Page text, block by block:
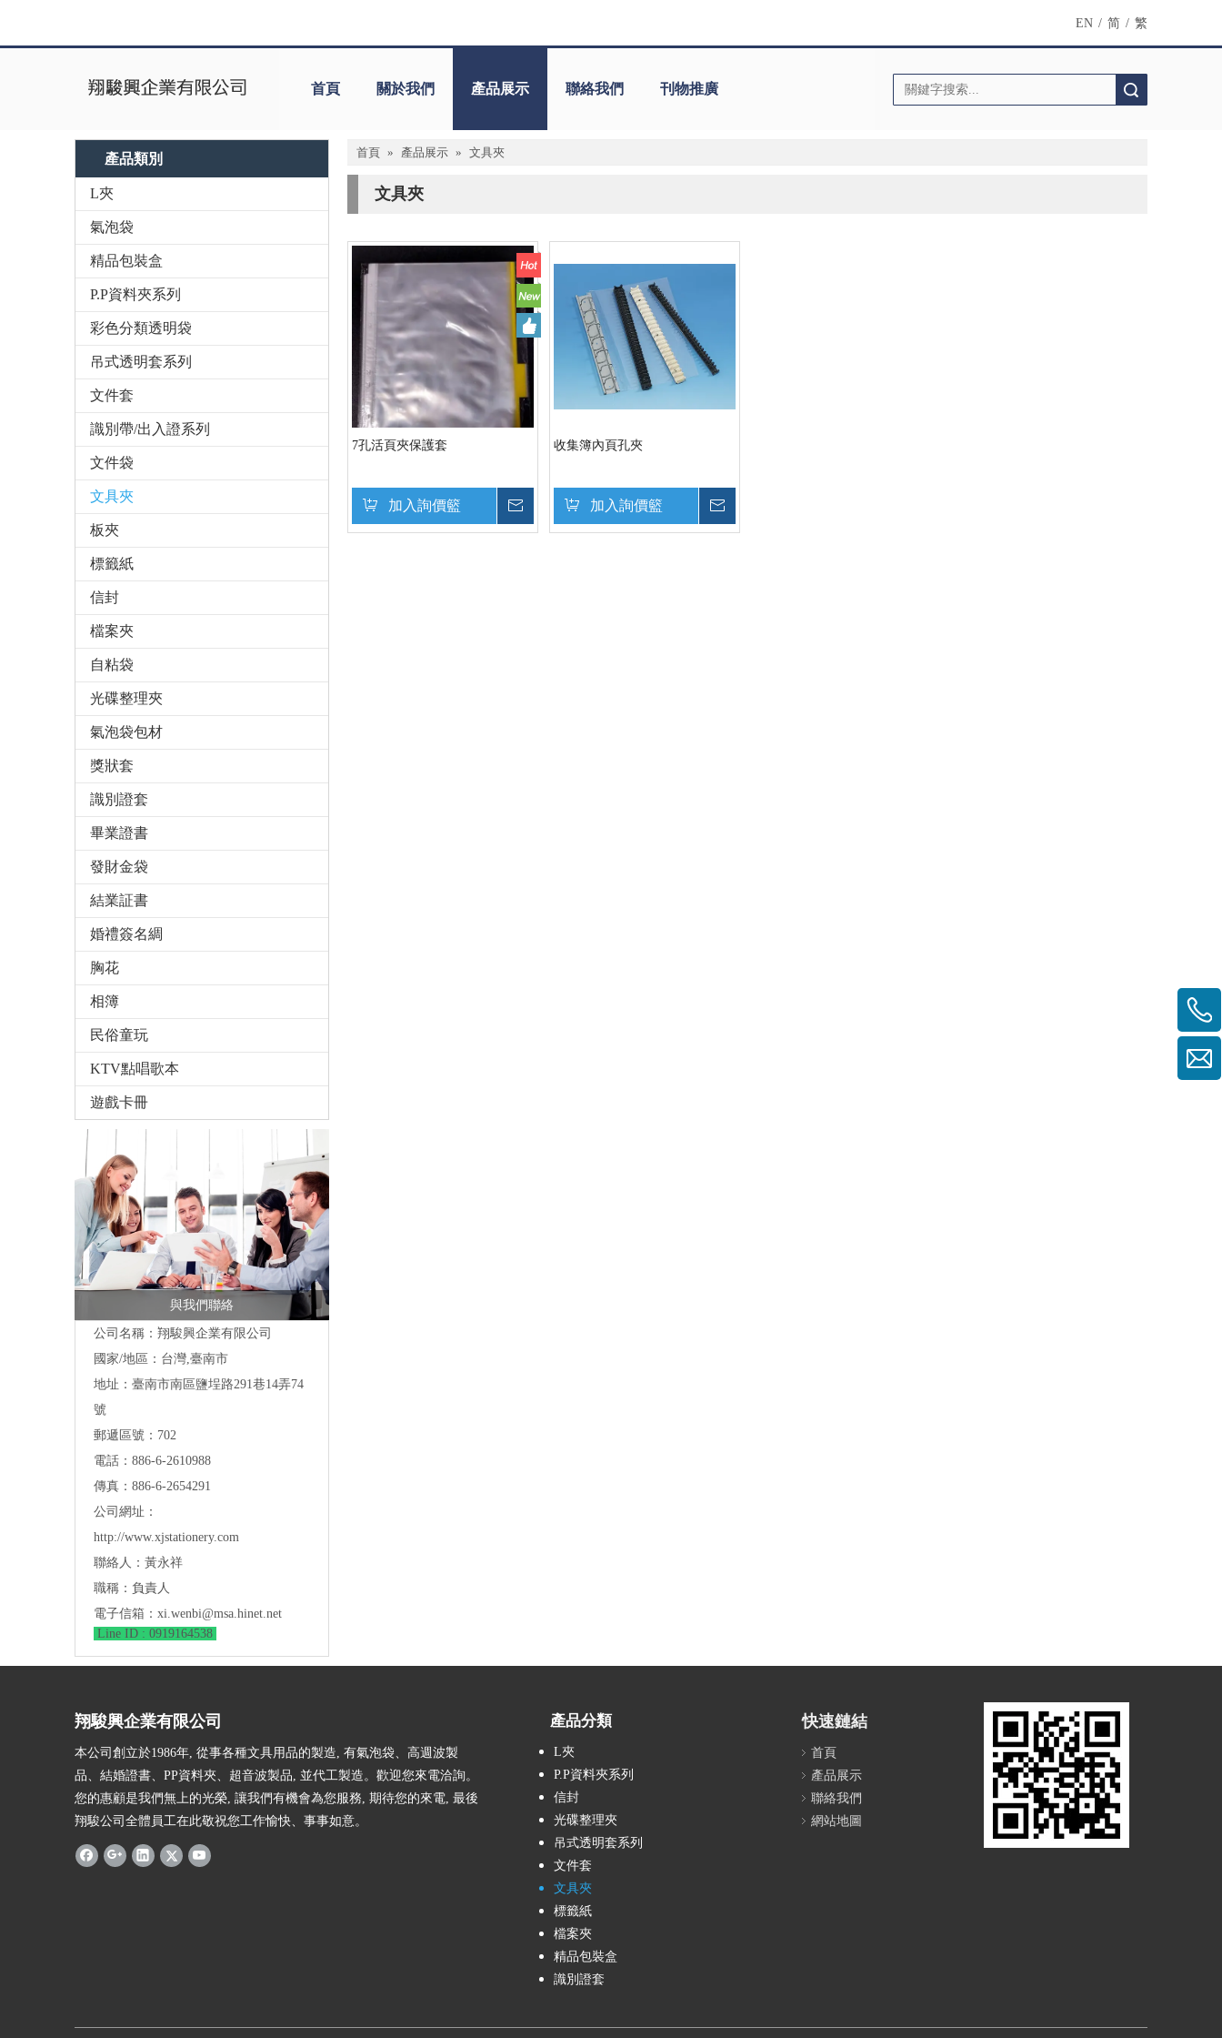
EN / 简 / 繁
首頁 關於我們 產品展示 聯絡我們 刊物推廣
產品類別
L夾
氣泡袋
精品包裝盒
P.P資料夾系列
彩色分類透明袋
吊式透明套系列
文件套
識別帶/出入證系列
文件袋
文具夾
板夾
標籤紙
信封
檔案夾
自粘袋
光碟整理夾
氣泡袋包材
獎狀套
識別證套
畢業證書
發財金袋
結業証書
婚禮簽名綢
胸花
相簿
民俗童玩
KTV點唱歌本
遊戲卡冊
與我們聯絡
公司名稱：翔駿興企業有限公司
國家/地區：台灣,臺南市
地址： 臺南市南區鹽埕路291巷14弄74
號
郵遞區號：702
電話：886-6-2610988
傳真：886-6-2654291
公司網址：
http://www.xjstationery.com
聯絡人：黃永祥
職稱：負責人
電子信箱： xi.wenbi@msa.hinet.net
Line ID : 0919164538
首頁 » 產品展示 » 文具夾
文具夾
7孔活頁夾保護套
加入詢價籃
收集簿內頁孔夾
加入詢價籃
翔駿興企業有限公司
本公司創立於1986年, 從事各種文具用品的製造, 有氣泡袋、高週波製
品、結婚證書、PP資料夾、超音波製品, 並代工製造。歡迎您來電洽詢。
您的惠顧是我們無上的光榮, 讓我們有機會為您服務, 期待您的來電, 最後
翔駿公司全體員工在此敬祝您工作愉快、事事如意。
產品分類
L夾
P.P資料夾系列
信封
光碟整理夾
吊式透明套系列
文件套
文具夾
標籤紙
檔案夾
精品包裝盒
識別證套
快速鏈結
首頁
產品展示
聯絡我們
網站地圖